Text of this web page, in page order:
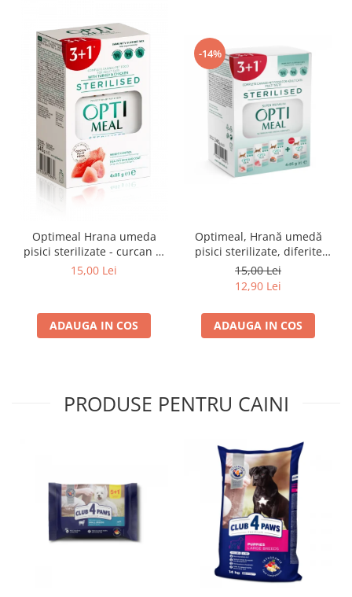
Optimeal Hrana umeda
pisici sterilizate - curcan si
pui in sos, set 3+1,
15,00 Lei
ADAUGA IN COS
-14%
Optimeal, Hrană umedă
pisici sterilizate, diferite
arome, (3+1), 0.34kg
15,00 Lei
12,90 Lei
ADAUGA IN COS
PRODUSE PENTRU CAINI